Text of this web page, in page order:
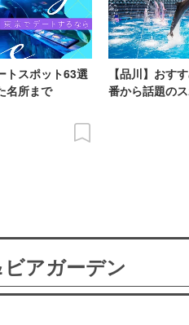
トスポット63選
名所まで
【品川】おす
番から話題の
アガーデン